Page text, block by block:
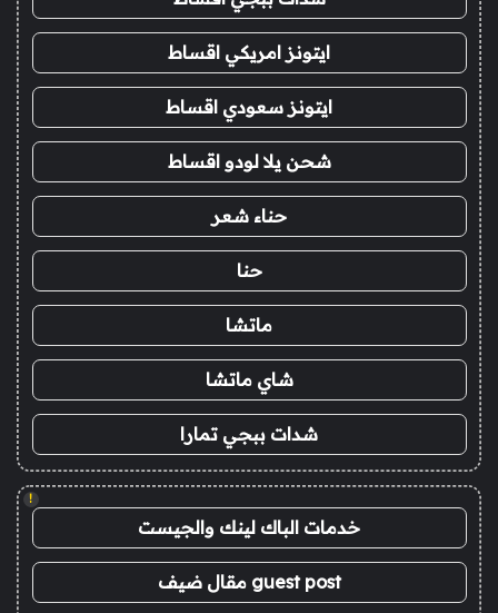
ايتونز امريكي اقساط
ايتونز سعودي اقساط
شحن يلا لودو اقساط
حناء شعر
حنا
ماتشا
شاي ماتشا
شدات ببجي تمارا
!
خدمات الباك لينك والجيست
guest post مقال ضيف